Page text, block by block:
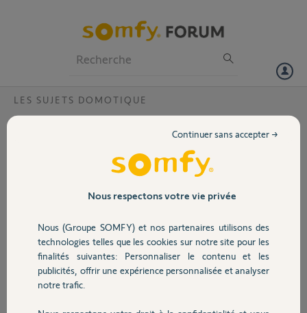
Volet
Sécurité
Domotique
LES SUJETS DOMOTIQUE
Transfert clé IO alors que je n'ai plus mon
J'avais une ancienne box Somfy qui a pris la foudre, je n'ai plus en ma
possession ni la box ni la boite et j'ai acheté une tahoma switch que
étaient sur l'ancienne box. Merci de me dire comment je dois
procéder pour les intégrer.
Cordialement
Fabienne P.
Nous respectons votre vie privée
Nous (Groupe SOMFY) et nos partenaires utilisons des
technologies telles que les cookies sur notre site pour les
finalités suivantes: Personnaliser le contenu et les
publicités, offrir une expérience personnalisée et analyser
notre trafic.
Continuer sans accepter →